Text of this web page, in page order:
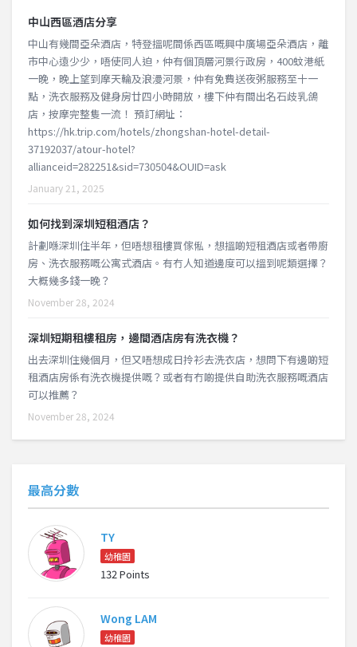
中山西區酒店分享
中山有幾間亞朵酒店，特登搵呢間係西區嘅興中廣場亞朵酒店，離
市中心遠少少，唔使同人迫，仲有個頂層河景行政房，400蚊港紙
一晚，晚上望到摩天輪及浪漫河景，仲有免費送夜粥服務至十一
點，洗衣服務及健身房廿四小時開放，樓下仲有間出名石歧乳鴿
店，按摩完整隻一流！ 預訂網址：
https://hk.trip.com/hotels/zhongshan-hotel-detail-
37192037/atour-hotel?
allianceid=282251&sid=730504&OUID=ask
January 21, 2025
如何找到深圳短租酒店？
計劃喺深圳住半年，但唔想租樓買傢俬，想搵啲短租酒店或者帶廚
房、洗衣服務嘅公寓式酒店。有冇人知道邊度可以搵到呢類選擇？
大概幾多錢一晚？
November 28, 2024
深圳短期租樓租房，邊間酒店房有洗衣機？
出去深圳住幾個月，但又唔想成日拎衫去洗衣店，想問下有邊啲短
租酒店房係有洗衣機提供嘅？或者有冇啲提供自助洗衣服務嘅酒店
可以推薦？
November 28, 2024
最高分數
TY
幼稚園
132 Points
Wong LAM
幼稚園